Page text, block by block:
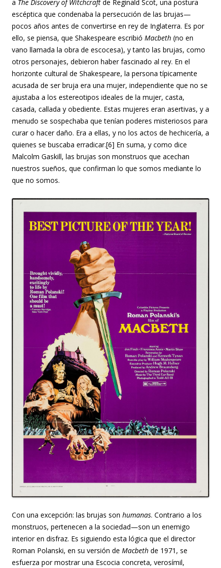
a The Discovery of Witchcraft de Reginald Scot, una postura
escéptica que condenaba la persecución de las brujas—
pocos años antes de convertirse en rey de Inglaterra. Es por
ello, se piensa, que Shakespeare escribió Macbeth (no en
vano llamada la obra de escocesa), y tanto las brujas, como
otros personajes, debieron haber fascinado al rey. En el
horizonte cultural de Shakespeare, la persona típicamente
acusada de ser bruja era una mujer, independiente que no se
ajustaba a los estereotipos ideales de la mujer, casta,
casada, callada y obediente. Estas mujeres eran asertivas, y a
menudo se sospechaba que tenían poderes misteriosos para
curar o hacer daño. Era a ellas, y no los actos de hechicería, a
quienes se buscaba erradicar.[6] En suma, y como dice
Malcolm Gaskill, las brujas son monstruos que acechan
nuestros sueños, que confirman lo que somos mediante lo
que no somos.
Con una excepción: las brujas son humanas. Contrario a los
monstruos, pertenecen a la sociedad—son un enemigo
interior en disfraz. Es siguiendo esta lógica que el director
Roman Polanski, en su versión de Macbeth de 1971, se
esfuerza por mostrar una Escocia concreta, verosímil,